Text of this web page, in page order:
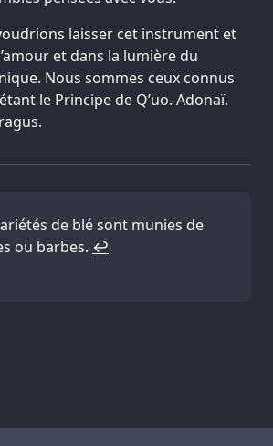
laisser cet instrument et
et dans la lumière du
Nous sommes ceux connus
le Principe de Q’uo. Adonaï.
de blé sont munies de
ou barbes. ↩